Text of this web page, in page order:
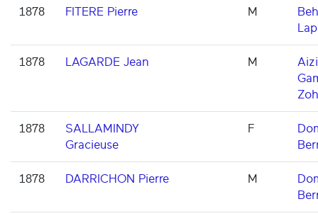
1878 FITERE Pierre M
1878 LAGARDE Jean M
1878
SALLAMINDY
Gracieuse
F
1878 DARRICHON Pierre M